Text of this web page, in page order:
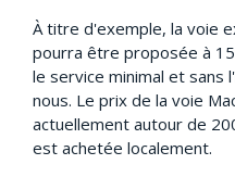
À titre d'exemple, la voie
pourra être proposée à
le service minimal et sans
nous. Le prix de la voie
actuellement autour de
est achetée localement.